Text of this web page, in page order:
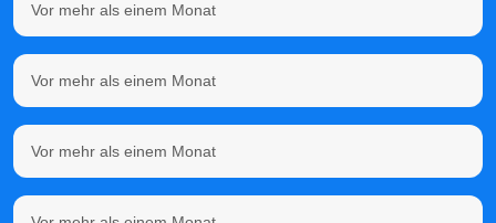
Vor mehr als einem Monat
Vor mehr als einem Monat
Vor mehr als einem Monat